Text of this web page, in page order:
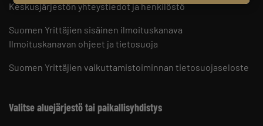
Keskusjärjestön yhteystiedot ja henkilöstö
Suomen Yrittäjien sisäinen ilmoituskanava
Ilmoituskanavan ohjeet ja tietosuoja
Suomen Yrittäjien vaikuttamistoiminnan tietosuojaseloste
Valitse aluejärjestö tai paikallisyhdistys